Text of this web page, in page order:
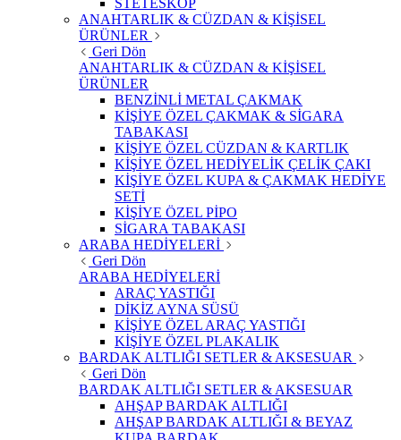
STETESKOP
ANAHTARLIK & CÜZDAN & KİŞİSEL
ÜRÜNLER
Geri Dön
ANAHTARLIK & CÜZDAN & KİŞİSEL
ÜRÜNLER
BENZİNLİ METAL ÇAKMAK
KİŞİYE ÖZEL ÇAKMAK & SİGARA
TABAKASI
KİŞİYE ÖZEL CÜZDAN & KARTLIK
KİŞİYE ÖZEL HEDİYELİK ÇELİK ÇAKI
KİŞİYE ÖZEL KUPA & ÇAKMAK HEDİYE
SETİ
KİŞİYE ÖZEL PİPO
SİGARA TABAKASI
ARABA HEDİYELERİ
Geri Dön
ARABA HEDİYELERİ
ARAÇ YASTIĞI
DİKİZ AYNA SÜSÜ
KİŞİYE ÖZEL ARAÇ YASTIĞI
KİŞİYE ÖZEL PLAKALIK
BARDAK ALTLIĞI SETLER & AKSESUAR
Geri Dön
BARDAK ALTLIĞI SETLER & AKSESUAR
AHŞAP BARDAK ALTLIĞI
AHŞAP BARDAK ALTLIĞI & BEYAZ